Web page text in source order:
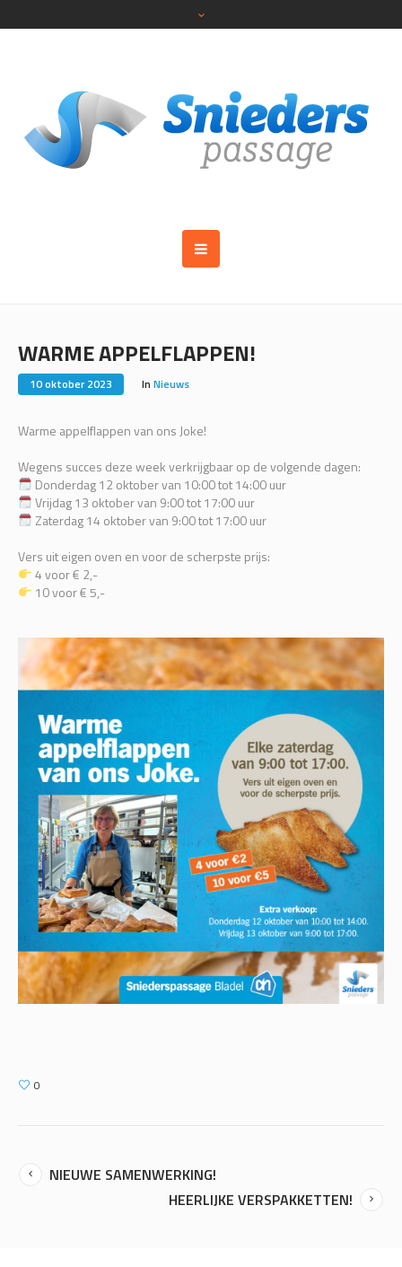
WARME APPELFLAPPEN!
10 oktober 2023 In Nieuws
Warme appelflappen van ons Joke!
Wegens succes deze week verkrijgbaar op de volgende dagen:
Donderdag 12 oktober van 10:00 tot 14:00 uur
Vrijdag 13 oktober van 9:00 tot 17:00 uur
Zaterdag 14 oktober van 9:00 tot 17:00 uur
Vers uit eigen oven en voor de scherpste prijs:
4 voor € 2,-
10 voor € 5,-
0
NIEUWE SAMENWERKING!
HEERLIJKE VERSPAKKETTEN!